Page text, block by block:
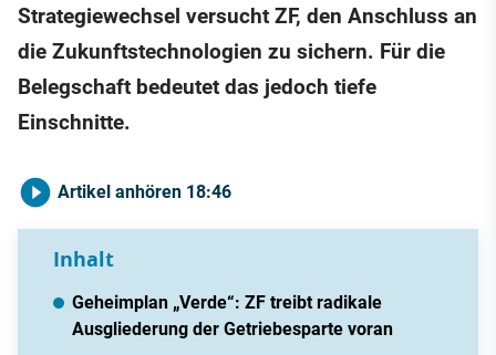
Strategiewechsel versucht ZF, den Anschluss an
die Zukunftstechnologien zu sichern. Für die
Belegschaft bedeutet das jedoch tiefe
Einschnitte.
Artikel anhören 18:46
Inhalt
Geheimplan „Verde“: ZF treibt radikale
Ausgliederung der Getriebesparte voran